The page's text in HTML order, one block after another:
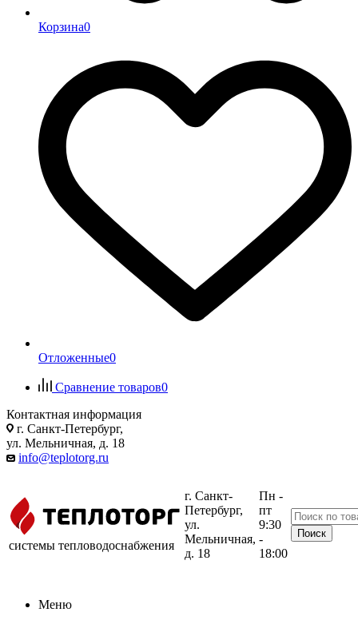
Корзина0
Отложенные0
Сравнение товаров0
Контактная информация
г. Санкт-Петербург,
ул. Мельничная, д. 18
info@teplotorg.ru
системы тепловодоснабжения
г. Санкт-
Петербург,
ул.
Мельничная,
д. 18
Пн -
пт
9:30
-
18:00
Меню